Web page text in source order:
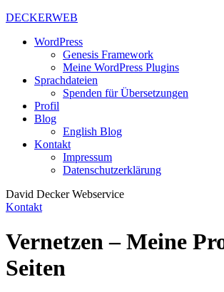
DECKERWEB
WordPress
Genesis Framework
Meine WordPress Plugins
Sprachdateien
Spenden für Übersetzungen
Profil
Blog
English Blog
Kontakt
Impressum
Datenschutzerklärung
David Decker Webservice
Kontakt
Vernetzen – Meine
Seiten